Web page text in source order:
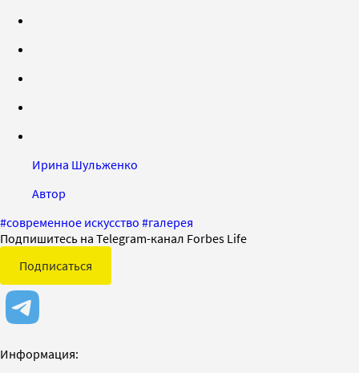
Ирина Шульженко
Автор
#современное искусство #галерея
Подпишитесь на Telegram-канал Forbes Life
Подписаться
Информация: